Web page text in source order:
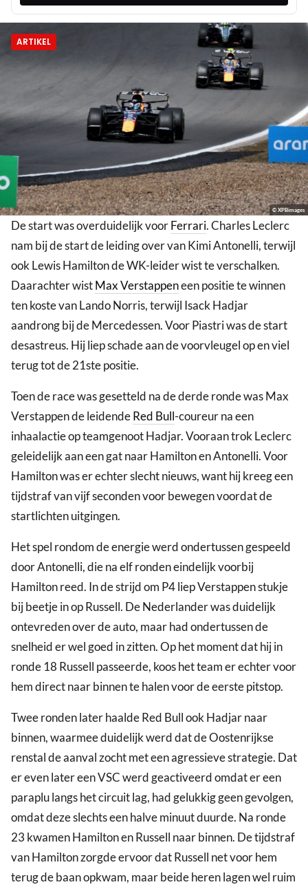
ARTIKEL
© XPBimages
De start was overduidelijk voorFerrari. Charles Leclerc
nam bij de start de leiding over van Kimi Antonelli, terwijl
ook Lewis Hamilton de WK-leider wist te verschalken.
Daarachter wistMax Verstappeneen positie te winnen
ten koste van Lando Norris, terwijl Isack Hadjar
aandrong bij de Mercedessen. Voor Piastri was de start
desastreus. Hij liep schade aan de voorvleugel op en viel
terug tot de 21ste positie.
Toen de race was gesetteld na de derde ronde was Max
Verstappen de leidendeRed Bull-coureur na een
inhaalactie op teamgenoot Hadjar. Vooraan trok Leclerc
geleidelijk aan een gat naar Hamilton en Antonelli. Voor
Hamilton was er echter slecht nieuws, want hij kreeg een
tijdstraf van vijf seconden voor bewegen voordat de
startlichten uitgingen.
Het spel rondom de energie werd ondertussen gespeeld
door Antonelli, die na elf ronden eindelijk voorbij
Hamilton reed. In de strijd om P4 liep Verstappen stukje
bij beetje in op Russell. De Nederlander was duidelijk
ontevreden over de auto, maar had ondertussen de
snelheid er wel goed in zitten. Op het moment dat hij in
ronde 18 Russell passeerde, koos het team er echter voor
hem direct naar binnen te halen voor de eerste pitstop.
Twee ronden later haalde Red Bull ook Hadjar naar
binnen, waarmee duidelijk werd dat de Oostenrijkse
renstal de aanval zocht met een agressieve strategie. Dat
er even later een VSC werd geactiveerd omdat er een
paraplu langs het circuit lag, had gelukkig geen gevolgen,
omdat deze slechts een halve minuut duurde. Na ronde
23 kwamen Hamilton en Russell naar binnen. De tijdstraf
van Hamilton zorgde ervoor dat Russell net voor hem
terug de baan opkwam, maar beide heren lagen wel ruim